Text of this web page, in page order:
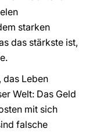
starken
das stärkste ist,
das Leben
Welt: Das Geld
mit sich
falsche